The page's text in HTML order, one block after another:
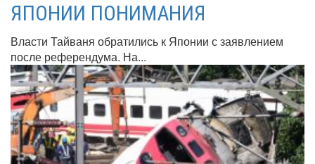
ЯПОНИИ ПОНИМАНИЯ
Власти Тайваня обратились к Японии с заявлением
после референдума. На...